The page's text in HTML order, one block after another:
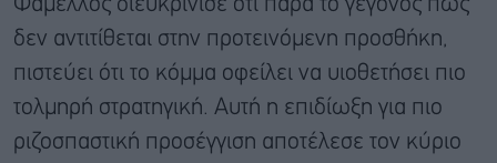
Φάμελλος διευκρίνισε ότι παρά το γεγονός πως
δεν αντιτίθεται στην προτεινόμενη προσθήκη,
πιστεύει ότι το κόμμα οφείλει να υιοθετήσει πιο
τολμηρή στρατηγική. Αυτή η επιδίωξη για πιο
ριζοσπαστική προσέγγιση αποτέλεσε τον κύριο